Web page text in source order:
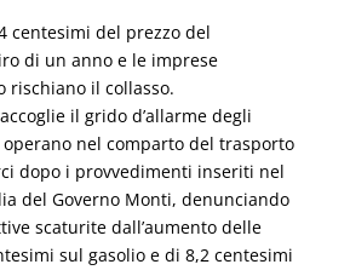
centesimi del prezzo del
di un anno e le imprese
rischiano il collasso.
il grido d’allarme degli
nel comparto del trasporto
dopo i provvedimenti inseriti nel
del Governo Monti, denunciando
scaturite dall’aumento delle
sul gasolio e di 8,2 centesimi